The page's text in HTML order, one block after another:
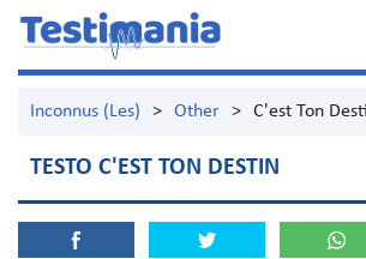
Inconnus (Les) > Other > C'est Ton
TESTO C'EST TON DESTIN